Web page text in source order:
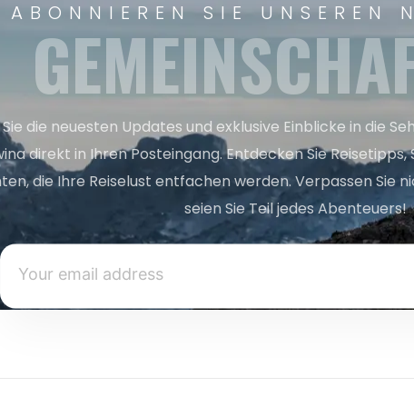
ABONNIEREN SIE UNSEREN
die neuesten Updates und exklusive Einblicke in die
direkt in Ihren Posteingang. Entdecken Sie
die Ihre Reiselust entfachen werden. Verpassen Sie
seien Sie Teil jedes Abenteuers!